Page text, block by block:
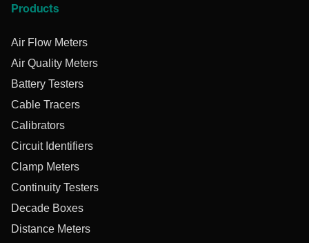
Products
Air Flow Meters
Air Quality Meters
Battery Testers
Cable Tracers
Calibrators
Circuit Identifiers
Clamp Meters
Continuity Testers
Decade Boxes
Distance Meters